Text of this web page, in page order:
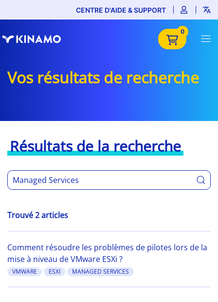
CENTRE D'AIDE & SUPPORT
0
Vos résultats de recherche
Résultats de la recherche
Trouvé 2 articles
Comment résoudre les problèmes de pilotes lors de la
mise à niveau de VMware ESXi ?
VMWARE ESXI MANAGED SERVICES